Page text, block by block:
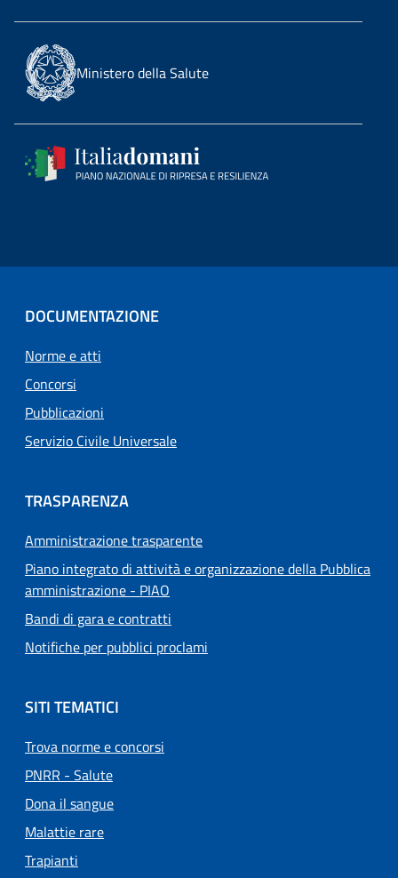
Ministero della Salute
DOCUMENTAZIONE
Norme e atti
Concorsi
Pubblicazioni
Servizio Civile Universale
TRASPARENZA
Amministrazione trasparente
Piano integrato di attività e organizzazione della Pubblica
amministrazione - PIAO
Bandi di gara e contratti
Notifiche per pubblici proclami
SITI TEMATICI
Trova norme e concorsi
PNRR - Salute
Dona il sangue
Malattie rare
Trapianti